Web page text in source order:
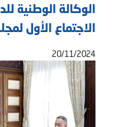
الوكالة الوطنية
الاجتماع الأول
20/11/2024